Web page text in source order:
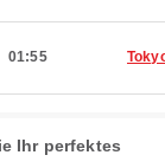
01:55
Ihr perfektes